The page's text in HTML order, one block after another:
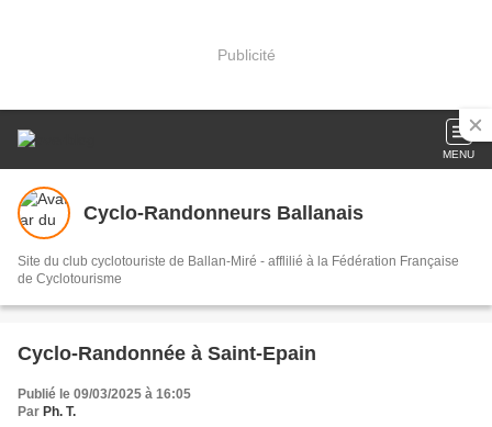
Publicité
MENU
Cyclo-Randonneurs Ballanais
Site du club cyclotouriste de Ballan-Miré - afflilié à la Fédération Française
de Cyclotourisme
Cyclo-Randonnée à Saint-Epain
Publié le 09/03/2025 à 16:05
Par Ph. T.